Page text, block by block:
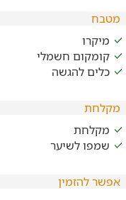
מטבח
מיקרו
קומקום חשמלי
כלים להגשה
מקלחת
מקלחת
שמפו לשיער
אפשר להזמין